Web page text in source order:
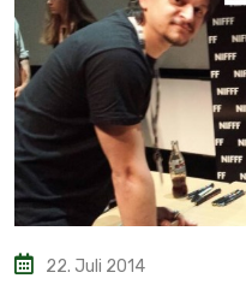
22. Juli 2014